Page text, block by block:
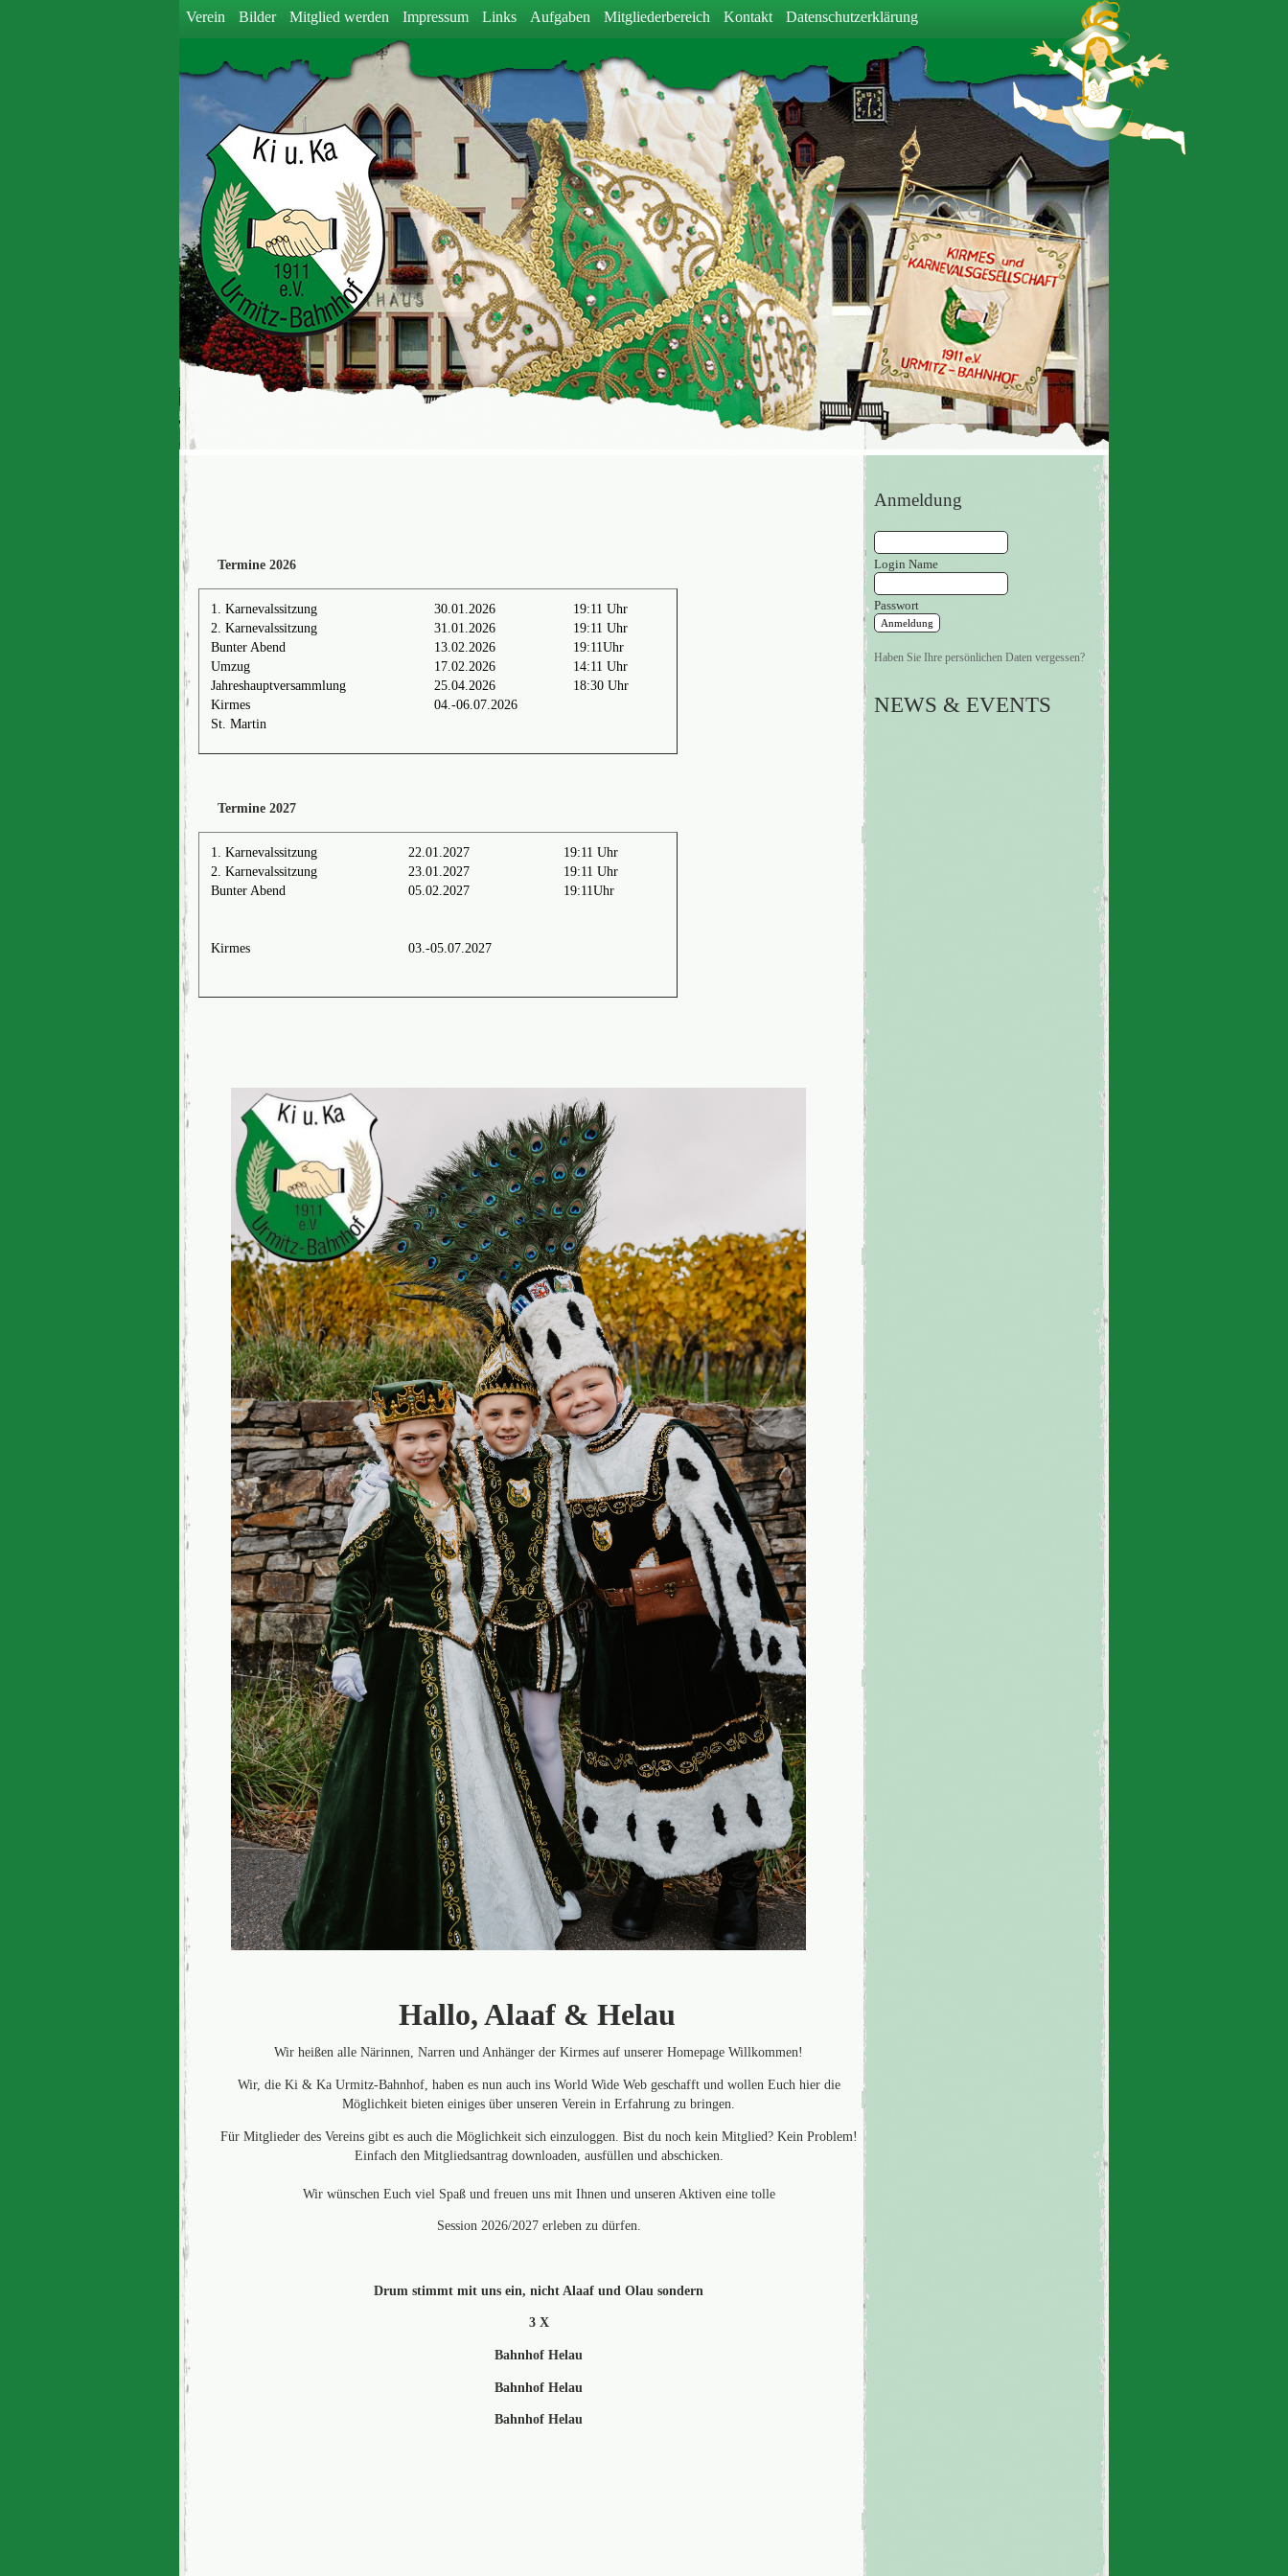
Verein Bilder Mitglied werden Impressum Links Aufgaben Mitgliederbereich Kontakt Datenschutzerklärung
Anmeldung
Login Name
Passwort
Haben Sie Ihre persönlichen Daten vergessen?
NEWS & EVENTS
Termine 2026
1. Karnevalssitzung 30.01.2026
19:11 Uhr
2. Karnevalssitzung
31.01.2026
19:11 Uhr
Bunter Abend
13.02.2026
19:11Uhr
Umzug
17.02.2026
14:11 Uhr
Jahreshauptversammlung
25.04.2026
18:30 Uhr
Kirmes
04.-06.07.2026
St. Martin
Termine 2027
1. Karnevalssitzung 22.01.2027
19:11 Uhr
2. Karnevalssitzung
23.01.2027
19:11 Uhr
Bunter Abend
05.02.2027 19:11Uhr
Kirmes 03.-05.07.2027
Hallo, Alaaf & Helau
Wir heißen alle Närinnen, Narren und Anhänger der Kirmes auf unserer Homepage Willkommen!
Wir, die Ki & Ka Urmitz-Bahnhof, haben es nun auch ins World Wide Web geschafft und wollen Euch hier die
Möglichkeit bieten einiges über unseren Verein in Erfahrung zu bringen.
Für Mitglieder des Vereins gibt es auch die Möglichkeit sich einzuloggen. Bist du noch kein Mitglied? Kein Problem!
Einfach den Mitgliedsantrag downloaden, ausfüllen und abschicken.
Wir wünschen Euch viel Spaß und freuen uns mit Ihnen und unseren Aktiven eine tolle
Session 2026/2027 erleben zu dürfen.
Drum stimmt mit uns ein, nicht Alaaf und Olau sondern
3 X
Bahnhof Helau
Bahnhof Helau
Bahnhof Helau